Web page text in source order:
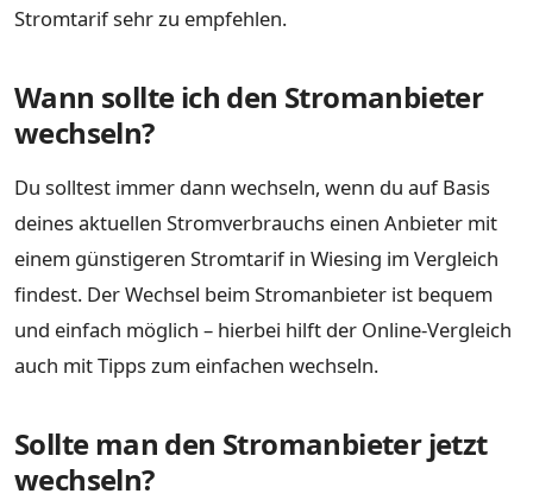
Stromtarif sehr zu empfehlen.
Wann sollte ich den Stromanbieter
wechseln?
Du solltest immer dann wechseln, wenn du auf Basis
deines aktuellen Stromverbrauchs einen Anbieter mit
einem günstigeren Stromtarif in Wiesing im Vergleich
findest. Der Wechsel beim Stromanbieter ist bequem
und einfach möglich – hierbei hilft der Online-Vergleich
auch mit Tipps zum einfachen wechseln.
Sollte man den Stromanbieter jetzt
wechseln?